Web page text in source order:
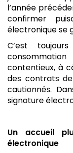
l’année
confirmer
électronique se
C’est
contentieux, à
des contrats
cautionnés.
signature
Un accueil
électronique